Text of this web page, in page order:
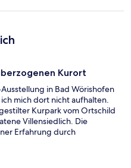
Bavaria off the beaten
Kurort
in Bad Wörishofen
mich dort nicht aufhalten.
Kurpark vom Ortschild
Villensiedlich. Die
Erfahrung durch
Luitpold durfte ich einen
Überspitzt: Ob